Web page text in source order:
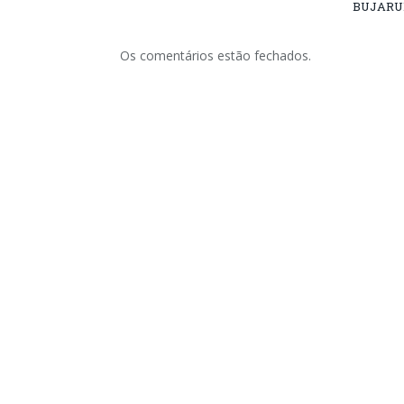
Os comentários estão fechados.